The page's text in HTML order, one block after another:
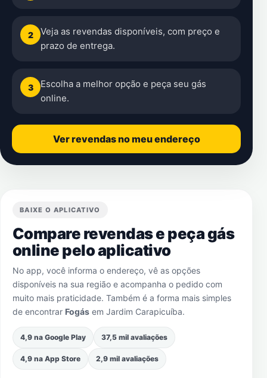
2
Veja as revendas disponíveis, com preço e
prazo de entrega.
3
Escolha a melhor opção e peça seu gás
online.
Ver revendas no meu endereço
BAIXE O APLICATIVO
Compare revendas e peça gás
online pelo aplicativo
No app, você informa o endereço, vê as opções
disponíveis na sua região e acompanha o pedido com
muito mais praticidade. Também é a forma mais simples
de encontrar Fogás em Jardim Carapicuíba.
4,9 na Google Play 37,5 mil avaliações
4,9 na App Store 2,9 mil avaliações